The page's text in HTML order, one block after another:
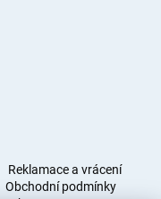
Reklamace a vrácení
Obchodní podmínky